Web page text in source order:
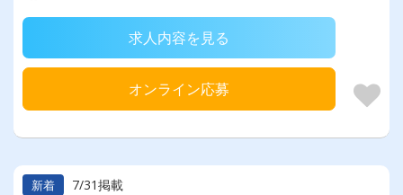
求人内容を見る
オンライン応募
新着 7/31掲載